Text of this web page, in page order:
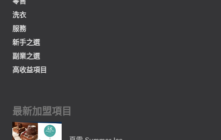
洗衣
服務
新手之選
副業之選
高收益項目
最新加盟項目